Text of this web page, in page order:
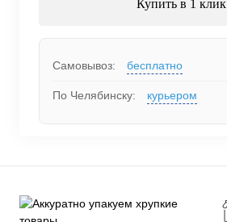
Купить в 1 клик
Самовывоз: бесплатно
По Челябинску: курьером